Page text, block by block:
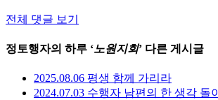
전체 댓글 보기
정토행자의 하루 ‘노원지회’ 다른 게시글
2025.08.06 평생 함께 가리라
2024.07.03 수행자 남편의 한 생각 돌